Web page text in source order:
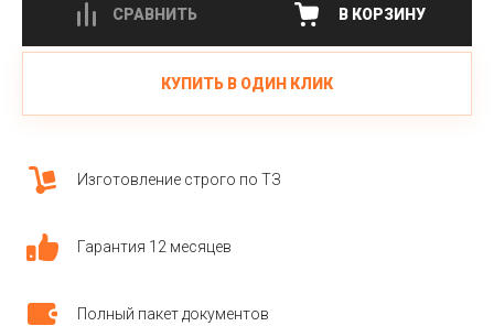
СРАВНИТЬ В КОРЗИНУ
КУПИТЬ В ОДИН КЛИК
Изготовление строго по ТЗ
Гарантия 12 месяцев
Полный пакет документов